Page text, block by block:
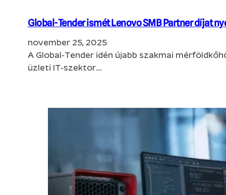
Global-Tender ismét Lenovo SMB Partner díjat
november 25, 2025
A Global-Tender idén újabb szakmai
üzleti IT-szektor…